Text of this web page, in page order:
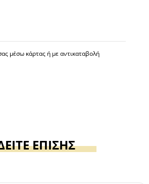
μέσω κάρτας ή με αντικαταβολή
ΕΠΙΣΗΣ